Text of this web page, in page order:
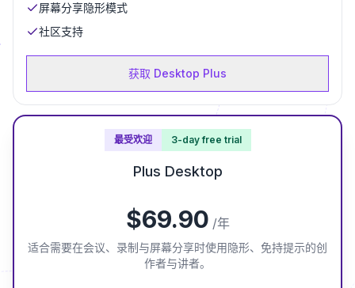
屏幕分享隐形模式
社区支持
获取 Desktop Plus
最受欢迎 3-day free trial
Plus Desktop
$69.90 /年
适合需要在会议、录制与屏幕分享时使用隐形、免持提示的创
作者与讲者。